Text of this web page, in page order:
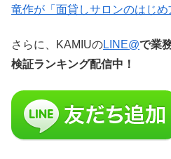
竜作が「面貸しサロンのはじめ
さらに、KAMIUのLINE@で業
検証ランキング配信中！